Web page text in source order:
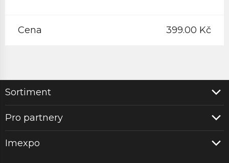
Cena 399.00 Kč
Sortiment
Pro partnery
Imexpo